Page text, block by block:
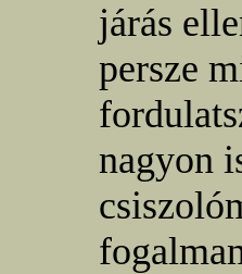
járás
persze
nagyon